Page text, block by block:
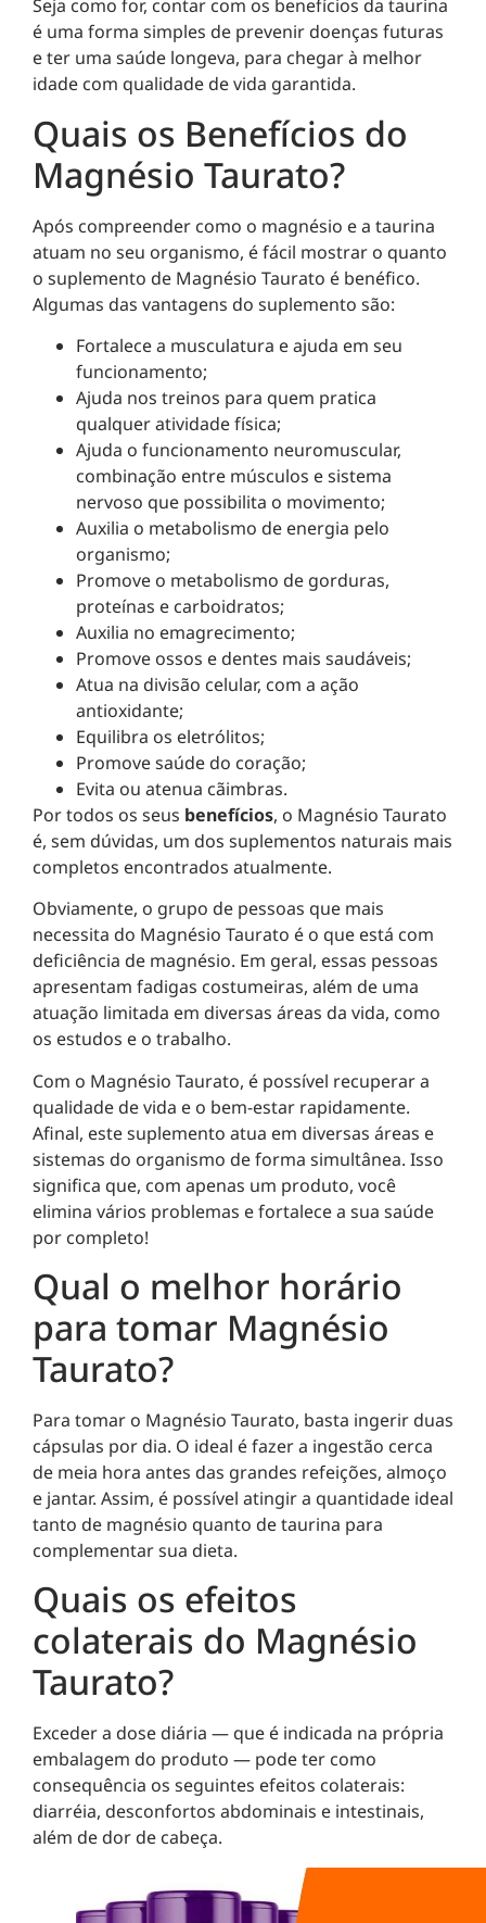
Seja como for, contar com os benefícios da taurina
é uma forma simples de prevenir doenças futuras
e ter uma saúde longeva, para chegar à melhor
idade com qualidade de vida garantida.
Quais os Benefícios do
Magnésio Taurato?
Após compreender como o magnésio e a taurina
atuam no seu organismo, é fácil mostrar o quanto
o suplemento de Magnésio Taurato é benéfico.
Algumas das vantagens do suplemento são:
Fortalece a musculatura e ajuda em seu
funcionamento;
Ajuda nos treinos para quem pratica
qualquer atividade física;
Ajuda o funcionamento neuromuscular,
combinação entre músculos e sistema
nervoso que possibilita o movimento;
Auxilia o metabolismo de energia pelo
organismo;
Promove o metabolismo de gorduras,
proteínas e carboidratos;
Auxilia no emagrecimento;
Promove ossos e dentes mais saudáveis;
Atua na divisão celular, com a ação
antioxidante;
Equilibra os eletrólitos;
Promove saúde do coração;
Evita ou atenua cãimbras.
Por todos os seus benefícios, o Magnésio Taurato
é, sem dúvidas, um dos suplementos naturais mais
completos encontrados atualmente.
Obviamente, o grupo de pessoas que mais
necessita do Magnésio Taurato é o que está com
deficiência de magnésio. Em geral, essas pessoas
apresentam fadigas costumeiras, além de uma
atuação limitada em diversas áreas da vida, como
os estudos e o trabalho.
Com o Magnésio Taurato, é possível recuperar a
qualidade de vida e o bem-estar rapidamente.
Afinal, este suplemento atua em diversas áreas e
sistemas do organismo de forma simultânea. Isso
significa que, com apenas um produto, você
elimina vários problemas e fortalece a sua saúde
por completo!
Qual o melhor horário
para tomar Magnésio
Taurato?
Para tomar o Magnésio Taurato, basta ingerir duas
cápsulas por dia. O ideal é fazer a ingestão cerca
de meia hora antes das grandes refeições, almoço
e jantar. Assim, é possível atingir a quantidade ideal
tanto de magnésio quanto de taurina para
complementar sua dieta.
Quais os efeitos
colaterais do Magnésio
Taurato?
Exceder a dose diária — que é indicada na própria
embalagem do produto — pode ter como
consequência os seguintes efeitos colaterais:
diarréia, desconfortos abdominais e intestinais,
além de dor de cabeça.